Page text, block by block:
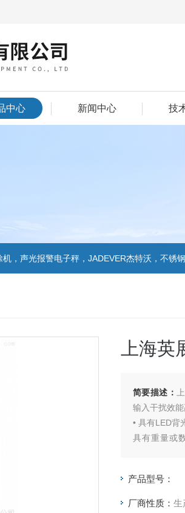
中心 新闻中心 技
警电子秤，JADEVER杰特沃，不锈钢地磅，防水台称
上海
简要描述：
输入干扰效
• 具有LED背
具有重量或
产品型号：
厂商性质： 生